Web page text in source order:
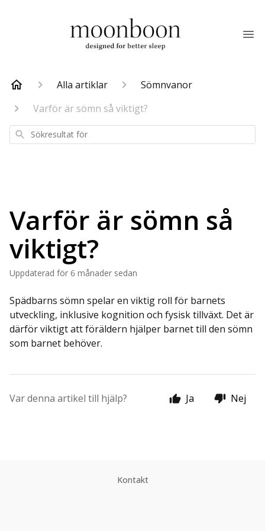
Alla artiklar
Sömnvanor
Varför är sömn så viktigt?
Sökresultat
för
Varför är sömn så
viktigt?
Uppdaterad för 6 månader sedan
Spädbarns sömn spelar en viktig roll för barnets
utveckling, inklusive kognition och fysisk tillväxt. Det är
därför viktigt att föräldern hjälper barnet till den sömn
som barnet behöver.
Var denna artikel till hjälp? Ja Nej
Kontakt